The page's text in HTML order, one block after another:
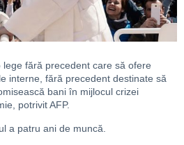
fără precedent care să ofere
interne, fără precedent destinate să
bani în mijlocul crizei
potrivit AFP.
a patru ani de muncă.